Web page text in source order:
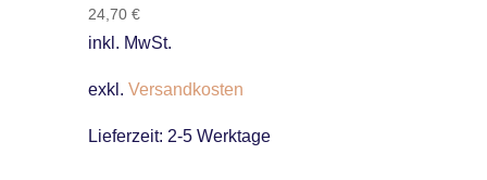
24,70 €
inkl. MwSt.
exkl. Versandkosten
Lieferzeit: 2-5 Werktage